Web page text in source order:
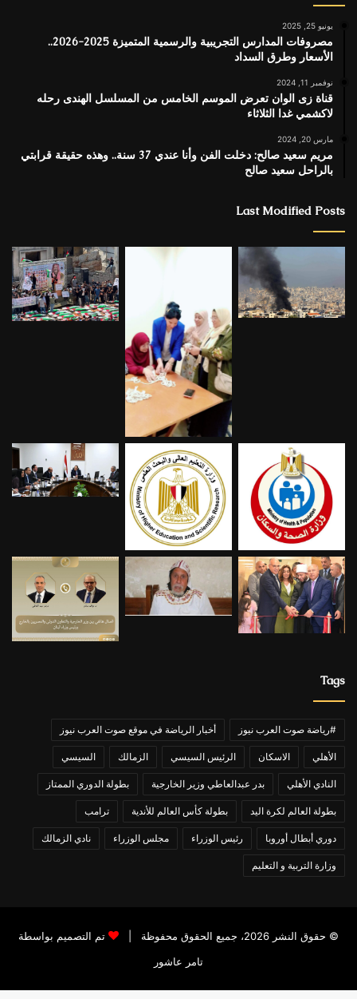
يونيو 25, 2025
مصروفات المدارس التجريبية والرسمية المتميزة 2025-2026..
الأسعار وطرق السداد
نوفمبر 11, 2024
قناة زى الوان تعرض الموسم الخامس من المسلسل الهندى رحله
لاكشمي غدا الثلاثاء
مارس 20, 2024
مريم سعيد صالح: دخلت الفن وأنا عندي 37 سنة.. وهذه حقيقة قرابتي
بالراحل سعيد صالح
Last Modified Posts
Tags
#رياضة صوت العرب نيوز أخبار الرياضة في موقع صوت العرب نيوز
الأهلي الاسكان الرئيس السيسي الزمالك السيسي
النادي الأهلي بدر عبدالعاطي وزير الخارجية بطولة الدوري الممتاز
بطولة العالم لكرة اليد بطولة كأس العالم للأندية ترامب
دوري أبطال أوروبا رئيس الوزراء مجلس الوزراء نادي الزمالك
وزارة التربية و التعليم
© حقوق النشر 2026، جميع الحقوق محفوظة |
تم التصميم بواسطة
تامر عاشور